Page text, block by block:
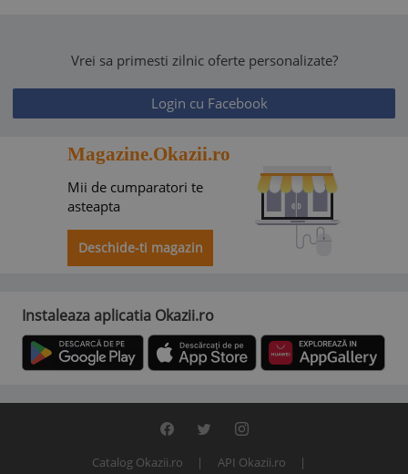
Vrei sa primesti zilnic oferte personalizate?
Login cu Facebook
Magazine.Okazii.ro
Mii de cumparatori te
asteapta
Deschide-ti magazin
Instaleaza aplicatia Okazii.ro
Catalog Okazii.ro API Okazii.ro